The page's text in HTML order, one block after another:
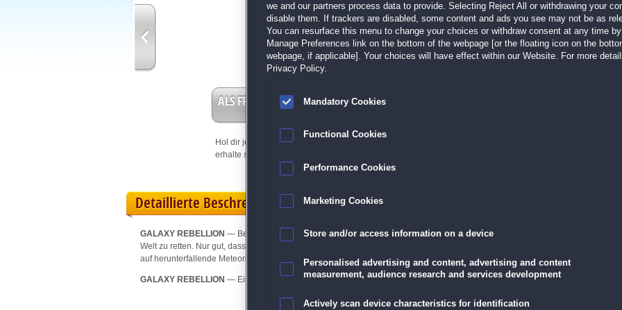
Weltraum-Fans aufgepasst!
Rette die Erde vor Außerirdischen. Mit ihren
und nur du kannst sie stoppen. Ein hochexplosiver
Weltraum-Fans!
ALS FREISPIEL EINLÖSEN
Hol dir jetzt deineVorteilskarte
erhalte sofort bis zu 15 Freispiele!
Detaillierte Beschreibung
GALAXY REBELLION — Bei diesem Spiel steuerst du ein Raumschiff, das sich gegen viele andere durchsetzen muss, um die
Welt zu retten. Nur gut, dass du geeignete Waffen zur Verteidigung hast. Nimm dich vor den Raketen der Gegner in acht und pass
auf herunterfallende Meteoriten auf. Nutze deine Kraftverstärker und setze sie geschickt ein!
GALAXY REBELLION — Ein Action-Highlight für alle, die eine Mission haben!
we and our partners process data to provide. Selecting Reject All or withdrawing your
disable them. If trackers are disabled, some content and ads you see may not be as
You can resurface this menu to change your choices or withdraw consent at any time
Manage Preferences link on the bottom of the webpage [or the floating icon on the
webpage, if applicable]. Your choices will have effect within our Website. For more
Privacy Policy.
Mandatory Cookies
Functional Cookies
Performance Cookies
Marketing Cookies
Store and/or access information on a device
Personalised advertising and content, advertising and content
measurement, audience research and services development
Actively scan device characteristics for identification